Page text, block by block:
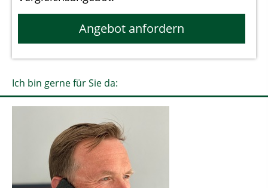
Angebot anfordern
Ich bin gerne für Sie da: